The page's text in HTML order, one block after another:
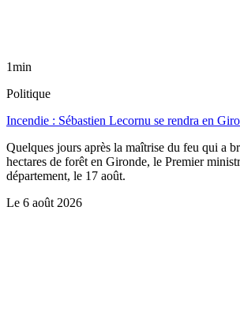
1min
Politique
Incendie : Sébastien Lecornu se rendra en
Quelques jours après la maîtrise du feu qui a
hectares de forêt en Gironde, le Premier
département, le 17 août.
Le 6 août 2026